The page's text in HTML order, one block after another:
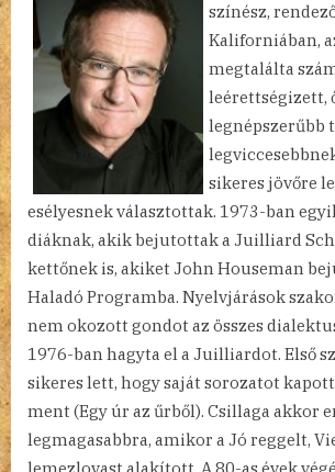
színész,
Kaliforniában,
megtalálta
leérettségizett,
legnépszerűbb
sikeres jövőre
esélyesnek választottak. 1973-ban
diáknak, akik bejutottak a Juilliard
kettőnek is, akiket John Houseman
Haladó Programba. Nyelvjárások
nem okozott gondot az összes
1976-ban hagyta el a Juilliardot. Első
sikeres lett, hogy saját sorozatot
ment (Egy úr az űrből). Csillaga akkor
legmagasabbra, amikor a Jó reggelt,